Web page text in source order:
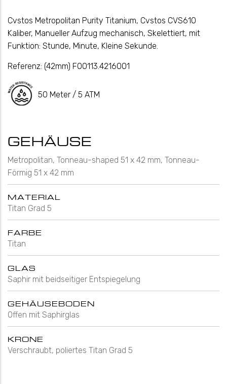
Cvstos Metropolitan Purity Titanium, Cvstos CVS610
Kaliber, Manueller Aufzug mechanisch, Skelettiert, mit
Funktion: Stunde, Minute, Kleine Sekunde.
Referenz: (42mm) F00113.4216001
50 Meter / 5 ATM
GEHÄUSE
Metropolitan, Tonneau-shaped 51 x 42 mm, Tonneau-
Förmig 51 x 42 mm
MATERIAL
Titan Grad 5
FARBE
Titan
GLAS
Saphir mit beidseitiger Entspiegelung
GEHÄUSEBODEN
Offen mit Saphirglas
KRONE
Verschraubt, poliertes Titan Grad 5